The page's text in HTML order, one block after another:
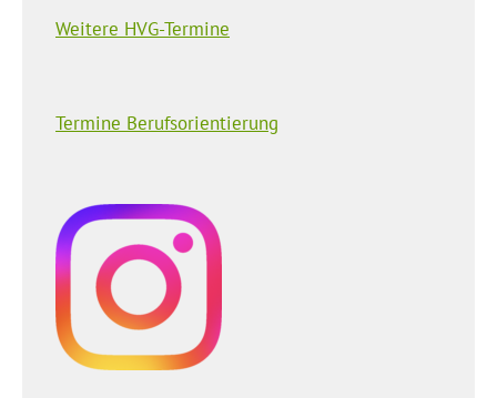
Weitere HVG-Termine
Termine Berufsorientierung